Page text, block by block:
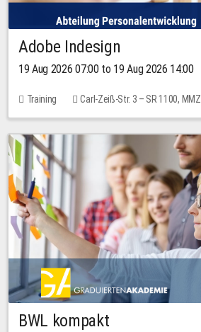
Adobe Indesign
19 Aug 2026 07:00 to 19 Aug 2026 14:00
Training Carl-Zeiß-Str. 3 – SR 1100, MMZ
BWL kompakt